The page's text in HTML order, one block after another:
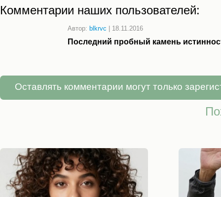
Комментарии наших пользователей:
Автор: blkrvc 18.11.2016
Последний пробный камень
Оставлять комментарии могут только